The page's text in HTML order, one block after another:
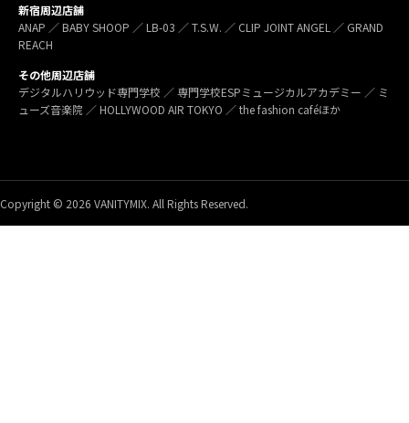
新宿周辺店舗
ANAP ／ BABY SHOOP ／ LB-03 ／ T.S.W. ／ CLIP JOINT ANGEL ／ GRAND
REACH
その他周辺店舗
デジタルハリウッド専門学校 ／ 専門学校ESPミュージカルアカデミー ／ ミ
ューズ音楽院 ／ HOLLYWOOD AIR TOKYO ／ the fashion caféほか
Copyright © 2026 VANITYMIX. All Rights Reserved.